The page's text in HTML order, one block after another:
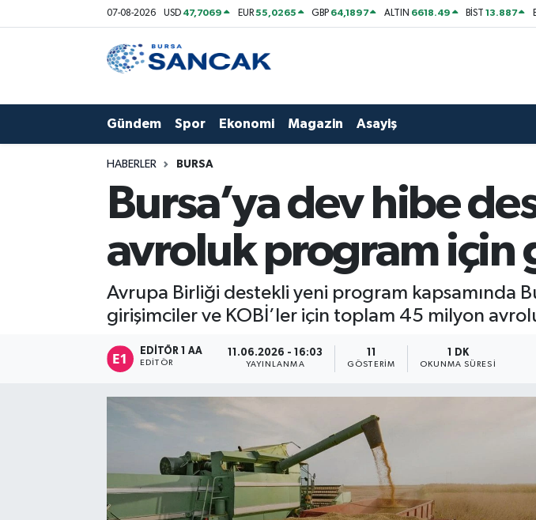
07-08-2026 USD 47,7069 EUR55,0265 GBP 64,1897 ALTIN 6618.49 BİST13.887
Gündem Spor Ekonomi Magazin Asayiş
HABERLER BURSA
Bursa’ya dev hibe
avroluk program için
Avrupa Birliği destekli yeni program kapsamında
girişimciler ve KOBİ’ler için toplam 45 milyon
EDITÖR 1 AA
EDITÖR
11.06.2026 - 16:03
YAYINLANMA GÖSTERIM
1 DK
OKUNMA SÜRESI
Hava Durumu
Son Dakika Haberleri
Haber Arşivi